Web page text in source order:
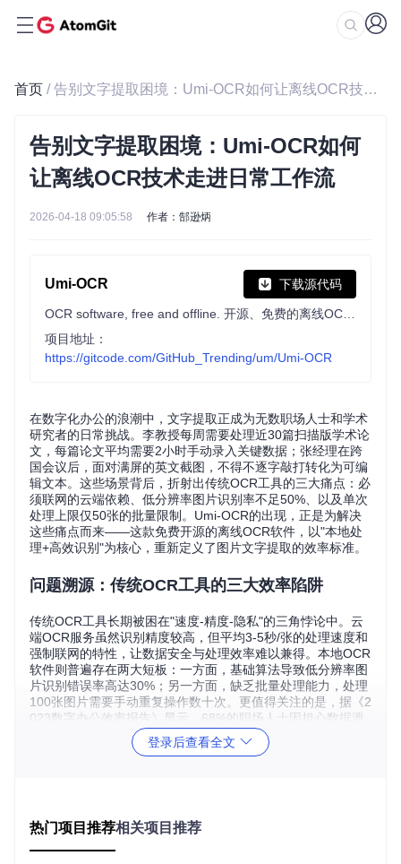
首页 / 告别文字提取困境：Umi-OCR如何让离线OCR技术走进日常工作流
告别文字提取困境：Umi-OCR如何
让离线OCR技术走进日常工作流
2026-04-18 09:05:58 作者：郜逊炳
Umi-OCR 下载源代码
项目地址：
https://gitcode.com/GitHub_Trending/um/Umi-OCR
在数字化办公的浪潮中，文字提取正成为无数职场人士和学术
研究者的日常挑战。李教授每周需要处理近30篇扫描版学术论
文，每篇论文平均需要2小时手动录入关键数据；张经理在跨
国会议后，面对满屏的英文截图，不得不逐字敲打转化为可编
辑文本。这些场景背后，折射出传统OCR工具的三大痛点：必
须联网的云端依赖、低分辨率图片识别率不足50%、以及单次
处理上限仅50张的批量限制。Umi-OCR的出现，正是为解决
这些痛点而来——这款免费开源的离线OCR软件，以"本地处
理+高效识别"为核心，重新定义了图片文字提取的效率标准。
问题溯源：传统OCR工具的三大效率陷阱
传统OCR工具长期被困在"速度-精度-隐私"的三角悖论中。云
端OCR服务虽然识别精度较高，但平均3-5秒/张的处理速度和
强制联网的特性，让数据安全与处理效率难以兼得。本地OCR
软件则普遍存在两大短板：一方面，基础算法导致低分辨率图
片识别错误率高达30%；另一方面，缺乏批量处理能力，处理
100张图片需要手动重复操作数十次。更值得关注的是，据《2
023数字办公效率报告》显示，68%的职场人士因担心数据泄
露，拒绝使用需要上传图片的OCR服务——隐私保护正成为O
CR工具选择的核心考量因素。
Umi-OCR通过"引擎优化+架构重构"双管齐下，构建了一套完
整的离线OCR解决方案。其核心在于将PaddleOCR深度学习
引擎与Qt图形界面框架深度整合，形成"预处理→识别→优
登录后查看全文
热门项目推荐相关项目推荐